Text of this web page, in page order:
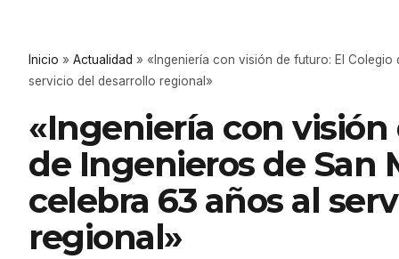
Inicio » Actualidad » «Ingeniería con visión de futuro: El
servicio del desarrollo regional»
«Ingeniería con
de Ingenieros de San
celebra 63 años al
regional»